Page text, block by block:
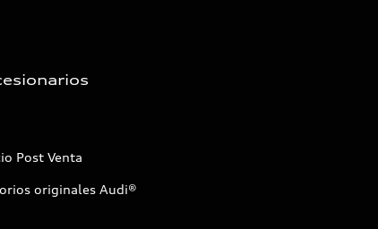
Post Venta
originales Audi®